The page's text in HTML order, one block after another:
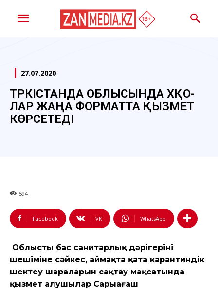
27.07.2020
ТҮРКІСТАНДА ОБЛЫСЫНДА ХҚО-
ЛАР ЖАҢА ФОРМАТТА ҚЫЗМЕТ
КӨРСЕТЕДІ
594
Facebook VK WhatsApp
Облыстың бас санитарлық дәрігерінің
шешіміне сәйкес, аймақта қатаң карантиндік
шектеу шараларын сақтау мақсатында
қызмет алушылар Сарыағаш